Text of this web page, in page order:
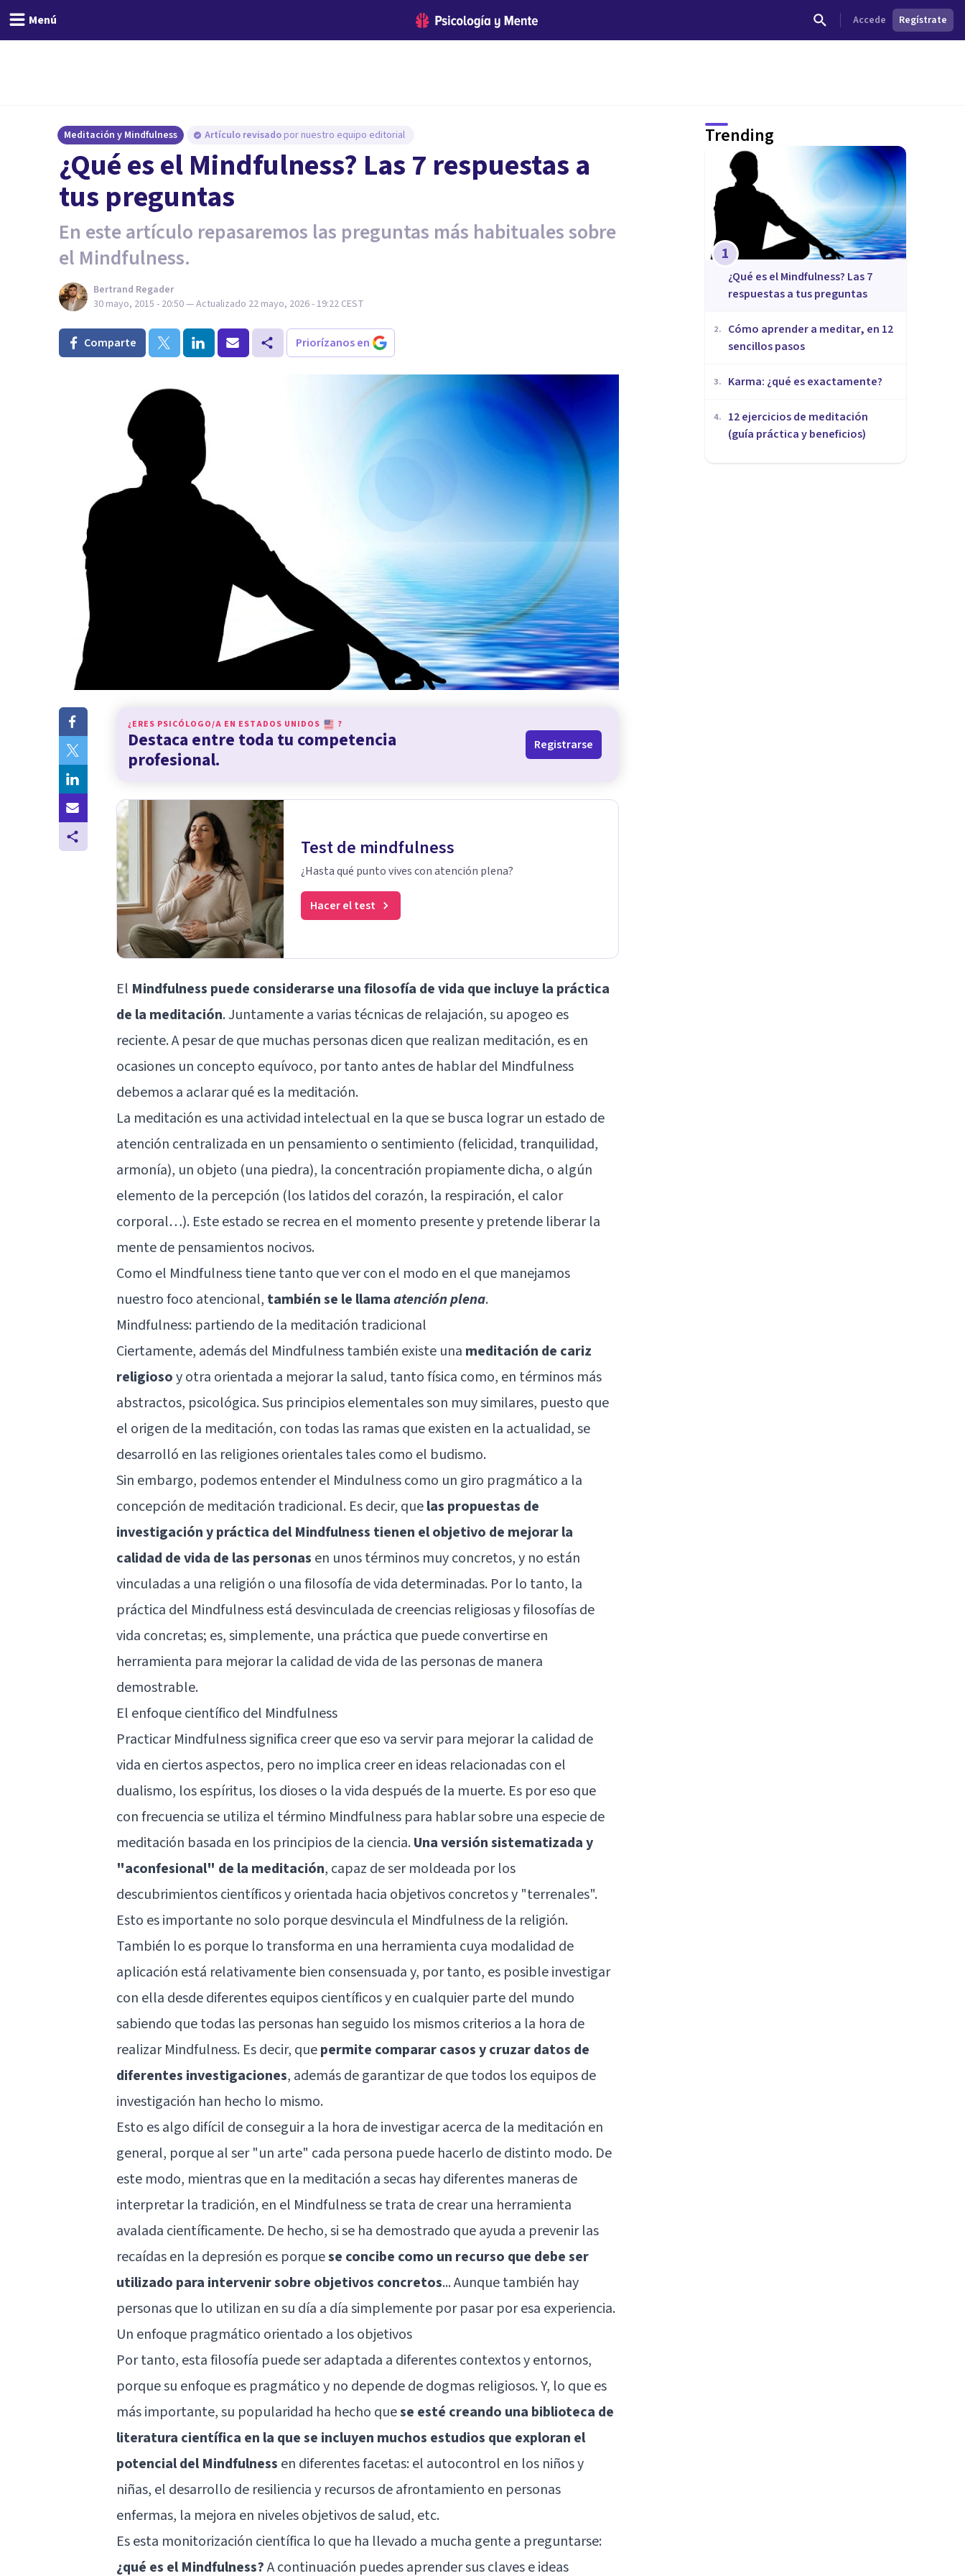
Menú Accede Regístrate
Meditación y Mindfulness Artículo revisado por nuestro equipo editorial
¿Qué es el Mindfulness? Las 7 respuestas a
tus preguntas
En este artículo repasaremos las preguntas más habituales sobre
el Mindfulness.
Bertrand Regader
30 mayo, 2015 - 20:50— Actualizado 22 mayo, 2026 - 19:22 CEST
Comparte Priorízanos en
¿ERES PSICÓLOGO/A EN ESTADOS UNIDOS ?
Destaca entre toda tu competencia
profesional.
Registrarse
Test de mindfulness
¿Hasta qué punto vives con atención plena?
Hacer el test
El Mindfulness puede considerarse una filosofía de vida que incluye la práctica
de la meditación. Juntamente a varias técnicas de relajación, su apogeo es
reciente. A pesar de que muchas personas dicen que realizan meditación, es en
ocasiones un concepto equívoco, por tanto antes de hablar del Mindfulness
debemos a aclarar qué es la meditación.
La meditación es una actividad intelectual en la que se busca lograr un estado de
atención centralizada en un pensamiento o sentimiento (felicidad, tranquilidad,
armonía), un objeto (una piedra), la concentración propiamente dicha, o algún
elemento de la percepción (los latidos del corazón, la respiración, el calor
corporal…). Este estado se recrea en el momento presente y pretende liberar la
mente de pensamientos nocivos.
Como el Mindfulness tiene tanto que ver con el modo en el que manejamos
nuestro foco atencional, también se le llamaatención plena.
Mindfulness: partiendo de la meditación tradicional
Ciertamente, además del Mindfulness también existe una meditación de cariz
religiosoy otra orientada a mejorar la salud, tanto física como, en términos más
abstractos, psicológica. Sus principios elementales son muy similares, puesto que
el origen de la meditación, con todas las ramas que existen en la actualidad, se
desarrolló en las religiones orientales tales como el budismo.
Sin embargo, podemos entender el Mindulness como un giro pragmático a la
concepción de meditación tradicional. Es decir, quelas propuestas de
investigación y práctica del Mindfulness tienen el objetivo de mejorar la
calidad de vida de las personas en unos términos muy concretos, y no están
vinculadas a una religión o una filosofía de vida determinadas. Por lo tanto, la
práctica del Mindfulness está desvinculada de creencias religiosas y filosofías de
vida concretas; es, simplemente, una práctica que puede convertirse en
herramienta para mejorar la calidad de vida de las personas de manera
demostrable.
El enfoque científico del Mindfulness
Practicar Mindfulness significa creer que eso va servir para mejorar la calidad de
vida en ciertos aspectos, pero no implica creer en ideas relacionadas con el
dualismo, los espíritus, los dioses o la vida después de la muerte. Es por eso que
con frecuencia se utiliza el término Mindfulness para hablar sobre una especie de
meditación basada en los principios de la ciencia.Una versión sistematizada y
"aconfesional" de la meditación, capaz de ser moldeada por los
descubrimientos científicos y orientada hacia objetivos concretos y "terrenales".
Esto es importante no solo porque desvincula el Mindfulness de la religión.
También lo es porque lo transforma en una herramienta cuya modalidad de
aplicación está relativamente bien consensuada y, por tanto, es posible investigar
con ella desde diferentes equipos científicos y en cualquier parte del mundo
sabiendo que todas las personas han seguido los mismos criterios a la hora de
realizar Mindfulness. Es decir, quepermite comparar casos y cruzar datos de
diferentes investigaciones, además de garantizar de que todos los equipos de
investigación han hecho lo mismo.
Esto es algo difícil de conseguir a la hora de investigar acerca de la meditación en
general, porque al ser "un arte" cada persona puede hacerlo de distinto modo. De
este modo, mientras que en la meditación a secas hay diferentes maneras de
interpretar la tradición, en el Mindfulness se trata de crear una herramienta
avalada científicamente. De hecho, si se ha demostrado que ayuda a prevenir las
recaídas en la depresión es porquese concibe como un recurso que debe ser
utilizado para intervenir sobre objetivos concretos... Aunque también hay
personas que lo utilizan en su día a día simplemente por pasar por esa experiencia.
Un enfoque pragmático orientado a los objetivos
Por tanto, esta filosofía puede ser adaptada a diferentes contextos y entornos,
porque su enfoque es pragmático y no depende de dogmas religiosos. Y, lo que es
más importante, su popularidad ha hecho quese esté creando una biblioteca de
literatura científica en la que se incluyen muchos estudios que exploran el
potencial del Mindfulness en diferentes facetas: el autocontrol en los niños y
niñas, el desarrollo de resilienciay recursos de afrontamiento en personas
enfermas, la mejora en niveles objetivos de salud, etc.
Es esta monitorización científica lo que ha llevado a mucha gente a preguntarse:
¿qué es el Mindfulness?A continuación puedes aprender sus claves e ideas
Trending
1
¿Qué es el Mindfulness? Las 7
respuestas a tus preguntas
2.
Cómo aprender a meditar, en 12
sencillos pasos
3. ​Karma: ¿qué es exactamente?
4.
12 ejercicios de meditación
(guía práctica y beneficios)